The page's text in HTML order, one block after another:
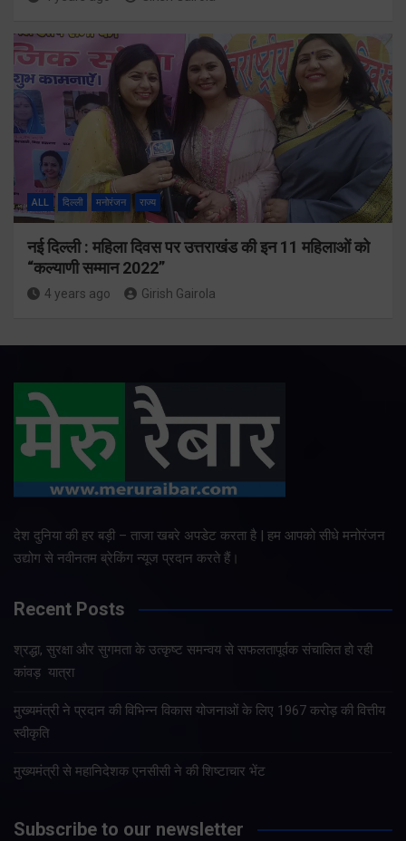
ALL दिल्ली मनोरंजन राज्य
नई दिल्ली : महिला दिवस पर उत्तराखंड की इन 11 महिलाओं को
“कल्याणी सम्मान 2022”
4 years ago Girish Gairola
देश दुनिया की हर बड़ी – ताजा खबरे अपडेट करता है | हम आपको सीधे मनोरंजन
उद्योग से नवीनतम ब्रेकिंग न्यूज प्रदान करते हैं।
Recent Posts
श्रद्धा, सुरक्षा और सुगमता के उत्कृष्ट समन्वय से सफलतापूर्वक संचालित हो रही
कांवड़ यात्रा
मुख्यमंत्री ने प्रदान की विभिन्न विकास योजनाओं के लिए 1967 करोड़ की वित्तीय
स्वीकृति
मुख्यमंत्री से महानिदेशक एनसीसी ने की शिष्टाचार भेंट
Subscribe to our newsletter